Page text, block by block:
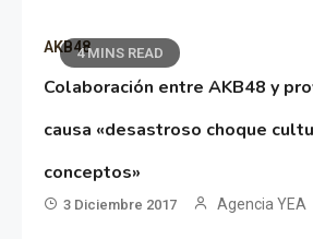
4 MINS READ
AKB48
Colaboración entre AKB48 y
causa «desastroso choque
conceptos»
3 Diciembre 2017 Agencia YEA